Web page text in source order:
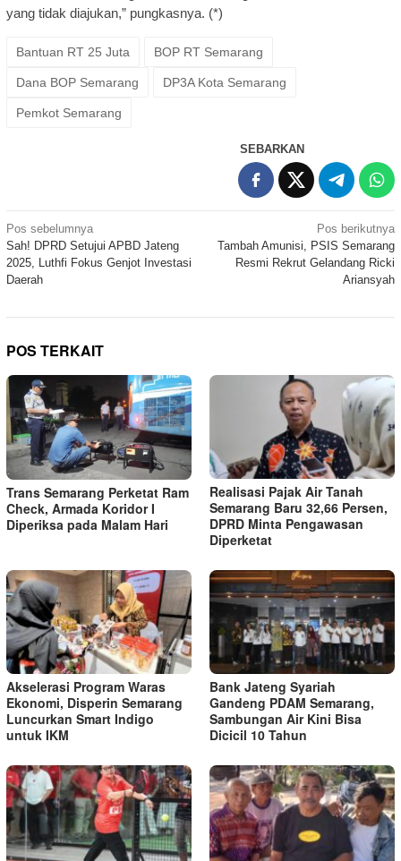
yang tidak diajukan,” pungkasnya. (*)
Bantuan RT 25 Juta BOP RT Semarang
Dana BOP Semarang DP3A Kota Semarang
Pemkot Semarang
SEBARKAN
Navigasi
pos
Pos sebelumnya
Sah! DPRD Setujui APBD Jateng
2025, Luthfi Fokus Genjot Investasi
Daerah
Pos berikutnya
Tambah Amunisi, PSIS Semarang
Resmi Rekrut Gelandang Ricki
Ariansyah
POS TERKAIT
Trans Semarang Perketat Ram
Check, Armada Koridor I
Diperiksa pada Malam Hari
Realisasi Pajak Air Tanah
Semarang Baru 32,66 Persen,
DPRD Minta Pengawasan
Diperketat
Akselerasi Program Waras
Ekonomi, Disperin Semarang
Luncurkan Smart Indigo
untuk IKM
Bank Jateng Syariah
Gandeng PDAM Semarang,
Sambungan Air Kini Bisa
Dicicil 10 Tahun